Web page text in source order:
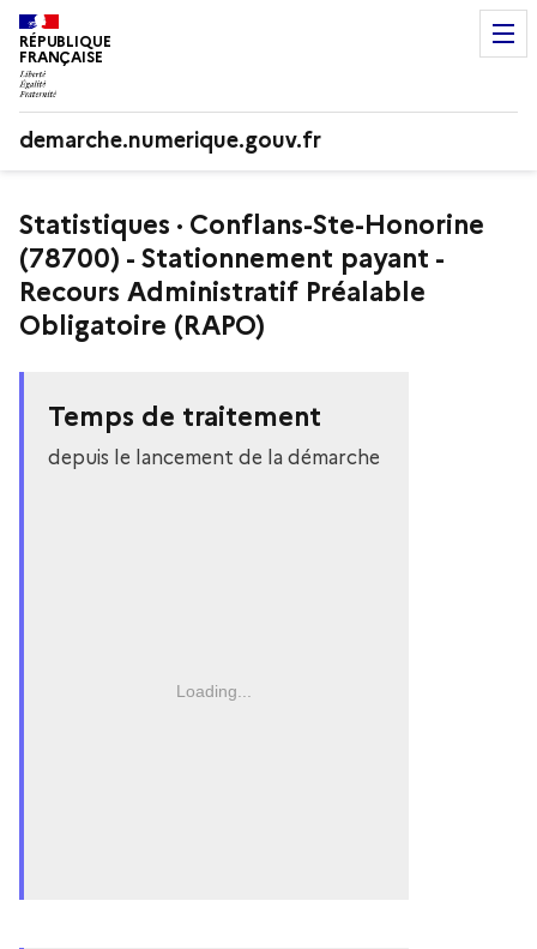
RÉPUBLIQUE
FRANÇAISE
demarche.numerique.gouv.fr
Statistiques · Conflans-Ste-Honorine
(78700) - Stationnement payant -
Recours Administratif Préalable
Obligatoire (RAPO)
Temps de traitement
depuis le lancement de la démarche
Loading...